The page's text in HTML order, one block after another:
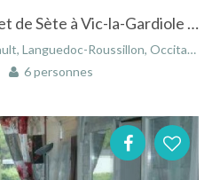
Cottage près des plages et de Sète à Vic-la-Gardiole dans l'Hérault dans le Languedoc-Roussillon
Roussillon, Occitanie, France
6 personnes